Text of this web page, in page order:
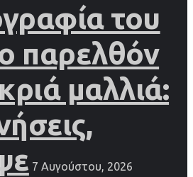
του
παρελθόν
μαλλιά:
7 Αυγούστου, 2026